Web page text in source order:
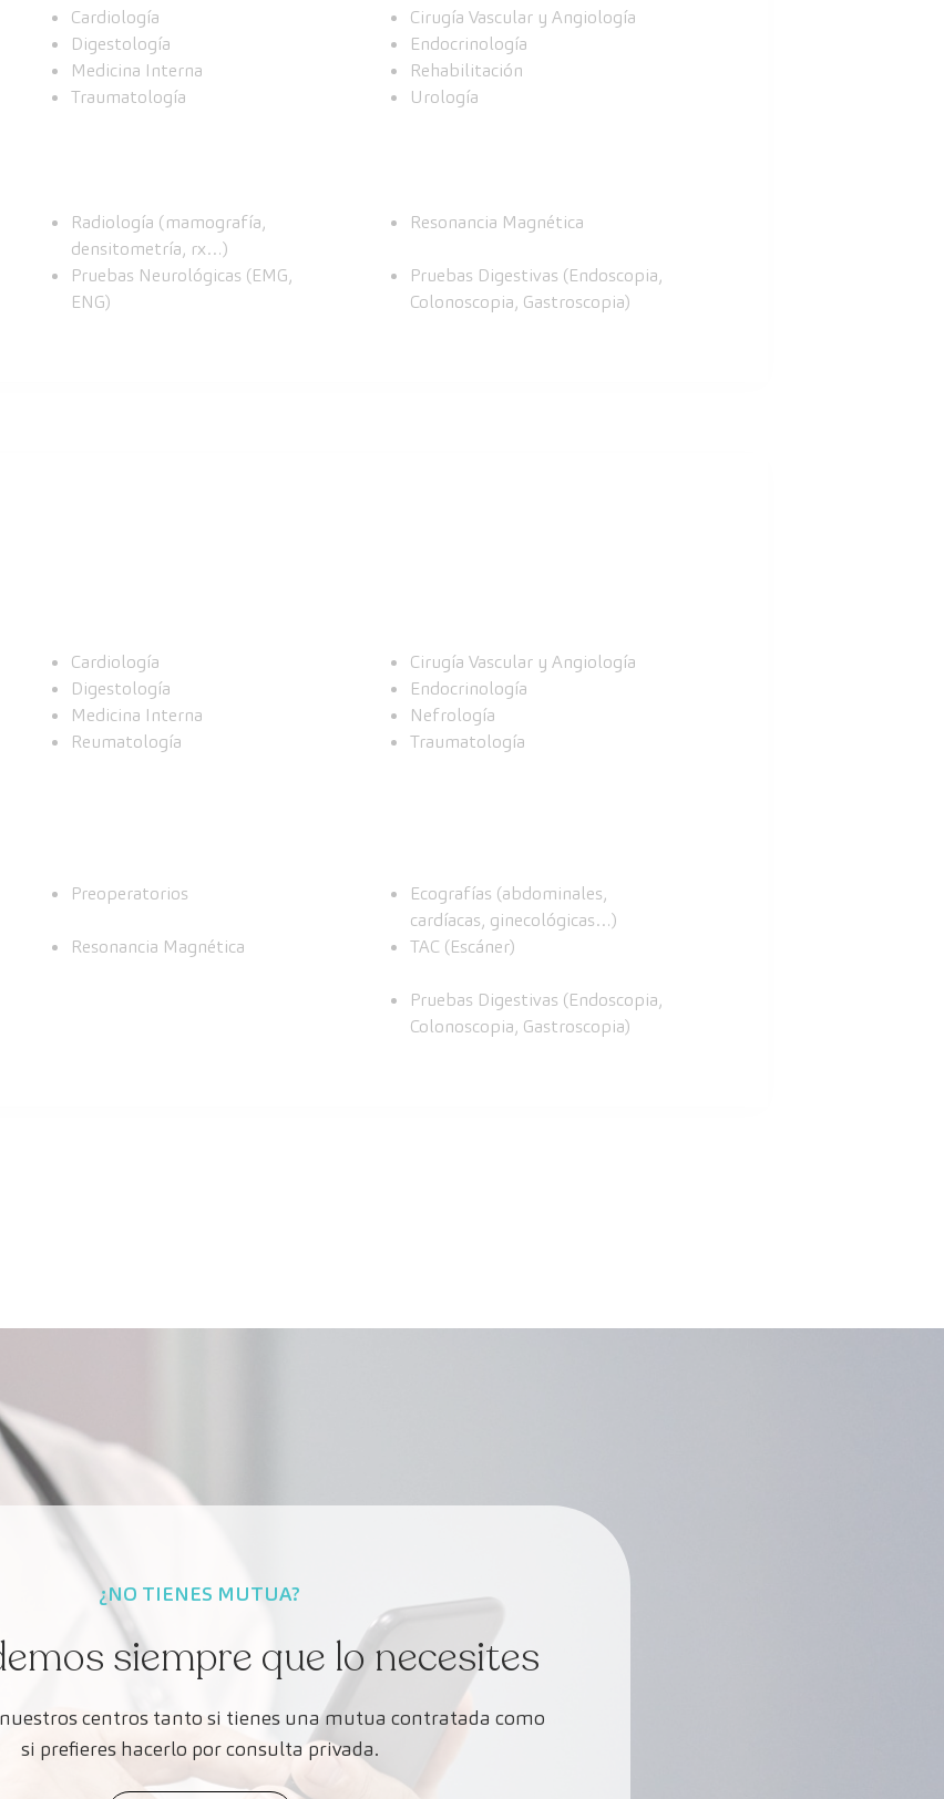
Cardiología
Cirugía Vascular y Angiología
Digestología
Endocrinología
Medicina Interna
Rehabilitación
Traumatología Urología
Radiología (mamografía,
densitometría, rx…)
Resonancia Magnética
Pruebas Neurológicas (EMG,
ENG)
Pruebas Digestivas (Endoscopia,
Colonoscopia, Gastroscopia)
Cardiología
Cirugía Vascular y Angiología
Digestología
Endocrinología
Medicina Interna
Nefrología
Reumatología
Traumatología
Preoperatorios
Ecografías (abdominales,
cardíacas, ginecológicas…)
Resonancia Magnética TAC (Escáner)
Pruebas Digestivas (Endoscopia,
Colonoscopia, Gastroscopia)
¿NO TIENES MUTUA?
siempre que lo necesites
centros tanto si tienes una mutua contratada como
si prefieres hacerlo por consulta privada.